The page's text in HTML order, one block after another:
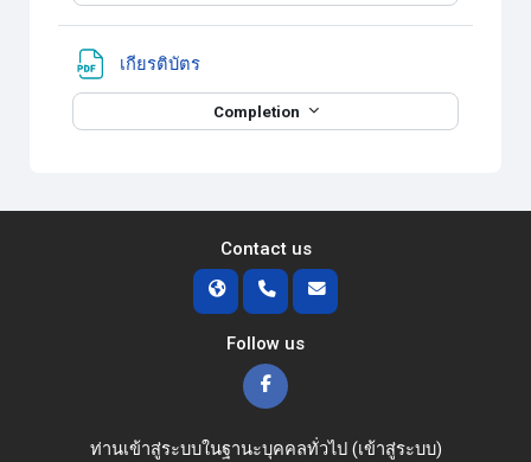
เกียรติบัตร
Completion
Contact us
Follow us
ท่านเข้าสู่ระบบในฐานะบุคคลทั่วไป (เข้าสู่ระบบ)